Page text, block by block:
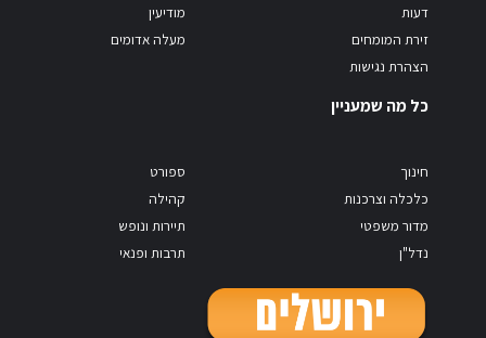
דעות
זירת המומחים
הצהרת נגישות
מודיעין
מעלה אדומים
כל מה שמעניין
חינוך
כלכלה וצרכנות
מדור משפטי
נדל"ן
ספורט
קהילה
תיירות ונופש
תרבות ופנאי